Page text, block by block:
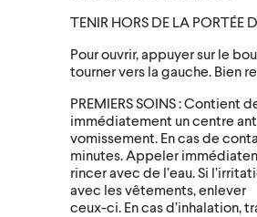
TENIR HORS DE LA PORTÉE
Pour ouvrir, appuyer sur le
tourner vers la gauche. Bien
PREMIERS SOINS : Contient
immédiatement un centre
vomissement. En cas de
minutes. Appeler
rincer avec de l’eau. Si
avec les vêtements, enlever
ceux-ci. En cas d’inhalation,